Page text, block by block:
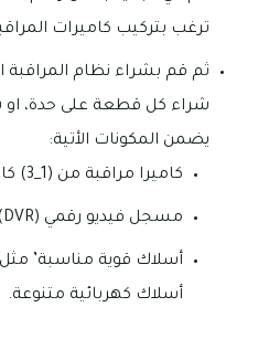
ترغب بتركيب كاميرات
ثم قم بشراء نظام
شراء كل قطعة على حدة،
يضمن المكونات الأتية:
كاميرا مراقبة من (1_3) كاميرا.
مسجل فيديو رقمي (DVR).
أسلاك كهربائية متنوعة.